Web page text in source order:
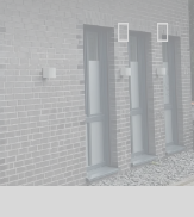
von Köln nach Rösrath